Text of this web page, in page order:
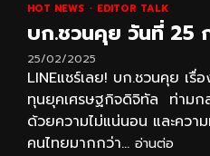
HOT NEWS EDITOR TALK
บก.ชวนคุย วันที่ 25
25/02/2025
LINEแชร์เลย! บก.ชวนคุย เ
ทุนยุคเศรษฐกิจดิจิทัล ท่ามกล
ด้วยความไม่แน่นอน และควา
คนไทยมากกว่า... อ่านต่อ